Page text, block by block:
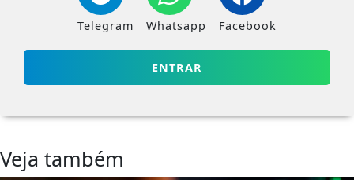
Telegram Whatsapp Facebook
ENTRAR
Veja também